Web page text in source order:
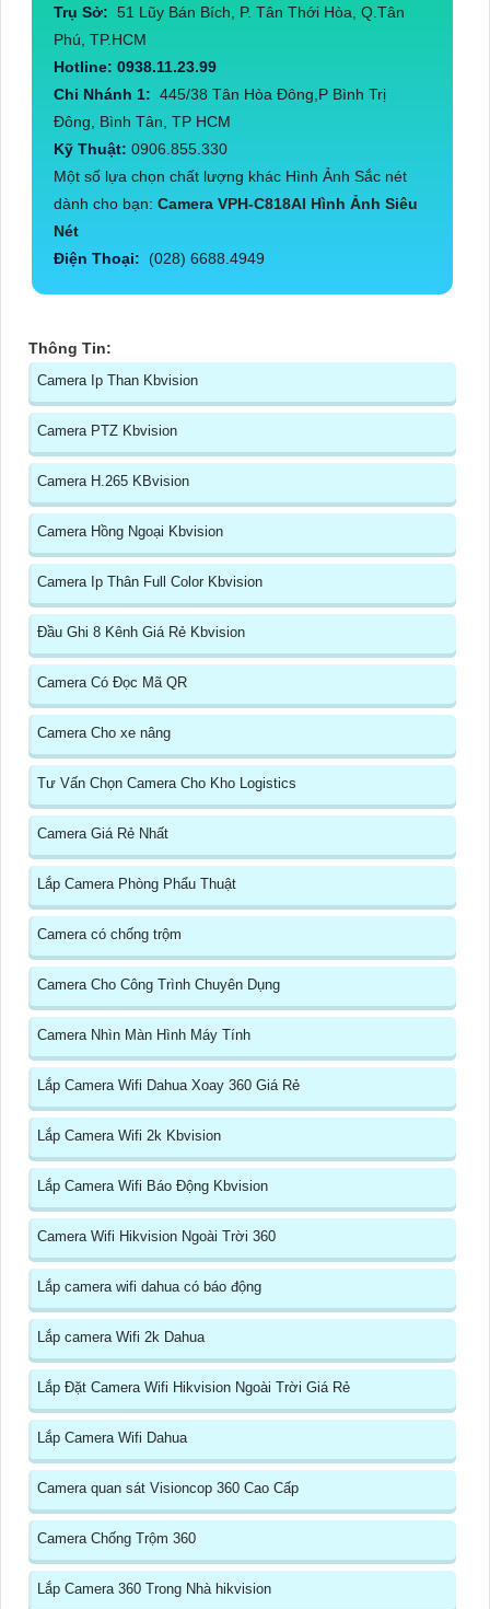
Trụ Sở: 51 Lũy Bán Bích, P. Tân Thới Hòa, Q.Tân
Phú, TP.HCM
Hotline: 0938.11.23.99
Chi Nhánh 1: 445/38 Tân Hòa Đông,P Bình Trị
Đông, Bình Tân, TP HCM
Kỹ Thuật: 0906.855.330
Một số lựa chọn chất lượng khác Hình Ảnh Sắc nét
dành cho bạn: Camera VPH-C818AI Hình Ảnh Siêu
Nét
Điện Thoại: (028) 6688.4949
Thông Tin:
Camera Ip Than Kbvision
Camera PTZ Kbvision
Camera H.265 KBvision
Camera Hồng Ngoại Kbvision
Camera Ip Thân Full Color Kbvision
Đầu Ghi 8 Kênh Giá Rẻ Kbvision
Camera Có Đọc Mã QR
Camera Cho xe nâng
Tư Vấn Chọn Camera Cho Kho Logistics
Camera Giá Rẻ Nhất
Lắp Camera Phòng Phẩu Thuật
Camera có chống trộm
Camera Cho Công Trình Chuyên Dụng
Camera Nhìn Màn Hình Máy Tính
Lắp Camera Wifi Dahua Xoay 360 Giá Rẻ
Lắp Camera Wifi 2k Kbvision
Lắp Camera Wifi Báo Động Kbvision
Camera Wifi Hikvision Ngoài Trời 360
Lắp camera wifi dahua có báo động
Lắp camera Wifi 2k Dahua
Lắp Đặt Camera Wifi Hikvision Ngoài Trời Giá Rẻ
Lắp Camera Wifi Dahua
Camera quan sát Visioncop 360 Cao Cấp
Camera Chống Trộm 360
Lắp Camera 360 Trong Nhà hikvision